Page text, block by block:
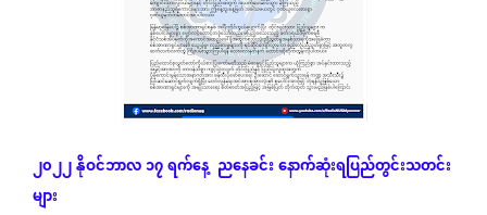
၂၀၂၂နိုဝင်ဘာလ၁၇ရက်နေ့ ညနေခင်းနောက်ဆုံးရပြည်တွင်းသတင်း
များ